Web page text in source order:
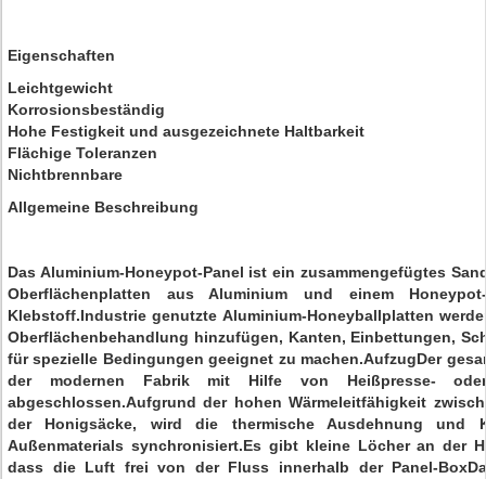
Eigenschaften
Leichtgewicht
Korrosionsbeständig
Hohe Festigkeit und ausgezeichnete Haltbarkeit
Flächige Toleranzen
Nichtbrennbare
Allgemeine Beschreibung
Das Aluminium-Honeypot-Panel ist ein zusammengefügtes
Oberflächenplatten aus Aluminium und einem
Klebstoff.Industrie genutzte Aluminium-Honeyballplatten
Oberflächenbehandlung hinzufügen, Kanten, Einbettungen,
für spezielle Bedingungen geeignet zu machen.AufzugDer
der modernen Fabrik mit Hilfe von Heißpresse- oder
abgeschlossen.Aufgrund der hohen Wärmeleitfähigkeit
der Honigsäcke, wird die thermische Ausdehnung und
Außenmaterials synchronisiert.Es gibt kleine Löcher an der
dass die Luft frei von der Fluss innerhalb der Panel-